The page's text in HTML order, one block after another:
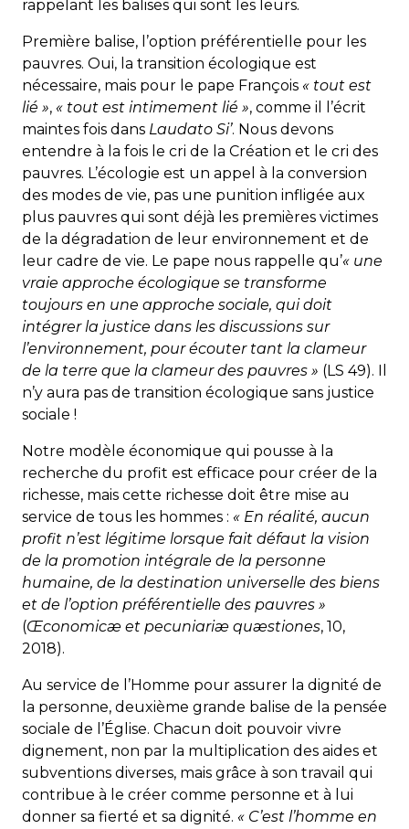
rappelant les balises qui sont les leurs.
Première balise, l’option préférentielle pour les
pauvres. Oui, la transition écologique est
nécessaire, mais pour le pape François « tout est
lié », « tout est intimement lié », comme il l’écrit
maintes fois dans Laudato Si’. Nous devons
entendre à la fois le cri de la Création et le cri des
pauvres. L’écologie est un appel à la conversion
des modes de vie, pas une punition infligée aux
plus pauvres qui sont déjà les premières victimes
de la dégradation de leur environnement et de
leur cadre de vie. Le pape nous rappelle qu’« une
vraie approche écologique se transforme
toujours en une approche sociale, qui doit
intégrer la justice dans les discussions sur
l’environnement, pour écouter tant la clameur
de la terre que la clameur des pauvres » (LS 49). Il
n’y aura pas de transition écologique sans justice
sociale !
Notre modèle économique qui pousse à la
recherche du profit est efficace pour créer de la
richesse, mais cette richesse doit être mise au
service de tous les hommes : « En réalité, aucun
profit n’est légitime lorsque fait défaut la vision
de la promotion intégrale de la personne
humaine, de la destination universelle des biens
et de l’option préférentielle des pauvres »
(Œconomicæ et pecuniariæ quæstiones, 10,
2018).
Au service de l’Homme pour assurer la dignité de
la personne, deuxième grande balise de la pensée
sociale de l’Église. Chacun doit pouvoir vivre
dignement, non par la multiplication des aides et
subventions diverses, mais grâce à son travail qui
contribue à le créer comme personne et à lui
donner sa fierté et sa dignité. « C’est l’homme en